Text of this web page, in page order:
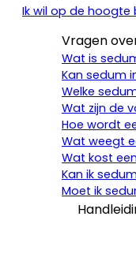
Vragen
Wat is
Kan sedum
Welke
Wat zijn de
Hoe wordt
Wat weegt
Wat kost
Kan ik
Moet ik
Ik wil op de hoogte